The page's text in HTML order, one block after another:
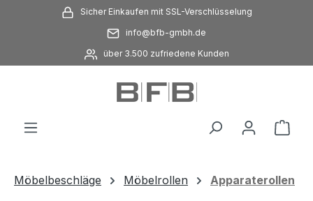
Zum Hauptinhalt springenSicher Einkaufen mit SSL-Verschlüsselung
info@bfb-gmbh.de
über 3.500 zufriedene Kunden
Möbelbeschläge Möbelrollen Apparaterollen